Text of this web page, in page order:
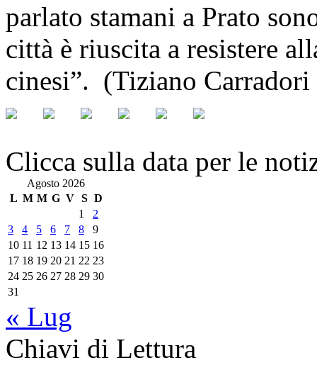
parlato stamani a Prato
città è riuscita a resistere
cinesi”. (Tiziano
Clicca sulla data per le
Agosto 2026
L M M G V S D
1
2
3
4 5 6 7 8
9
10 11 12 13 14 15 16
17 18 19 20 21 22 23
24 25 26 27 28 29 30
31
« Lug
Chiavi di Lettura